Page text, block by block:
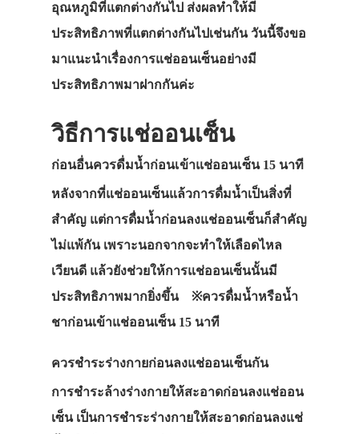
อุณหภูมิที่แตกต่างกันไป ส่งผลทำให้มี
ประสิทธิภาพที่แตกต่างกันไปเช่นกัน วันนี้จึงขอ
มาแนะนำเรื่องการแช่ออนเซ็นอย่างมี
ประสิทธิภาพมาฝากกันค่ะ
วิธีการแช่ออนเซ็น
ก่อนอื่นควรดื่มน้ำก่อนเข้าแช่ออนเซ็น 15 นาที
หลังจากที่แช่ออนเซ็นแล้วการดื่มน้ำเป็นสิ่งที่
สำคัญ แต่การดื่มน้ำก่อนลงแช่ออนเซ็นก็สำคัญ
ไม่แพ้กัน เพราะนอกจากจะทำให้เลือดไหล
เวียนดี แล้วยังช่วยให้การแช่ออนเซ็นนั้นมี
ประสิทธิภาพมากยิ่งขึ้น ※ควรดื่มน้ำหรือน้ำ
ชาก่อนเข้าแช่ออนเซ็น 15 นาที
ควรชำระร่างกายก่อนลงแช่ออนเซ็นกัน
การชำระล้างร่างกายให้สะอาดก่อนลงแช่ออน
เซ็น เป็นการชำระร่างกายให้สะอาดก่อนลงแช่